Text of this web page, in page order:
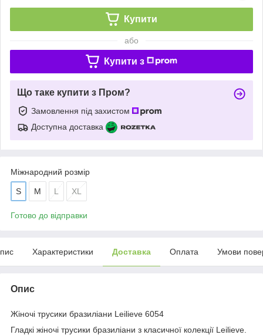
Купити
або
Купити з
Що таке купити з Пром?
Замовлення під захистом
Доступна доставка
Міжнародний розмір
S M L XL
Готово до відправки
Характеристики Доставка Оплата Умови
Опис
Жіночі трусики бразиліани Leilieve 6054
Гладкі жіночі трусики бразиліани з класичної колекції Leilieve.